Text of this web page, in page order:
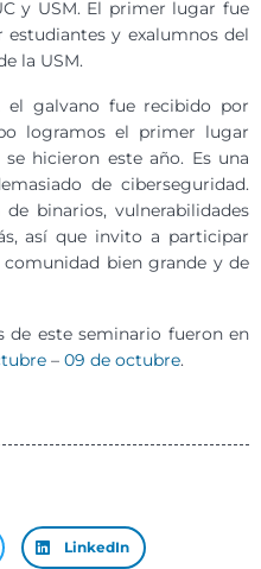
y USM. El primer lugar fue
y exalumnos del
la USM.
el galvano fue recibido por
logramos el primer lugar
hicieron este año. Es una
de ciberseguridad.
binarios, vulnerabilidades
así que invito a participar
bien grande y de
de este seminario fueron en
– 09 de octubre.
LinkedIn